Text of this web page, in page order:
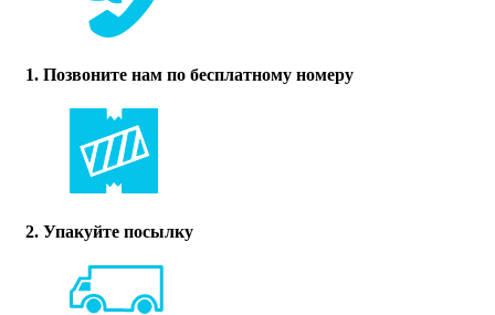
1. Позвоните нам по бесплатному номеру
2. Упакуйте посылку